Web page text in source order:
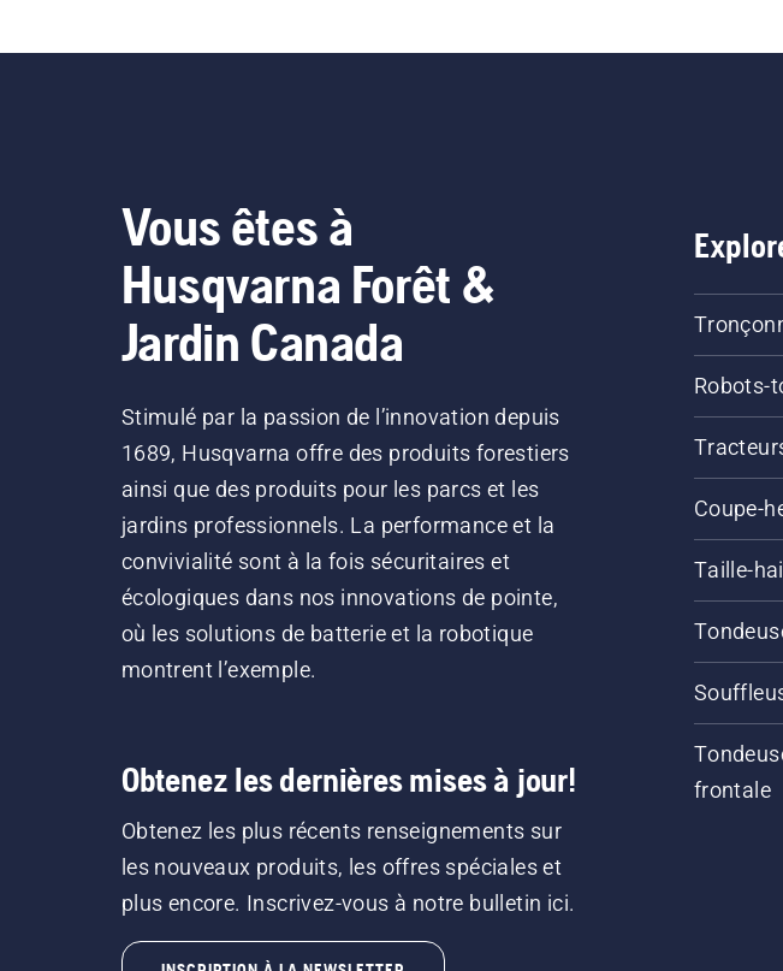
Vous êtes à
Husqvarna Forêt &
Jardin Canada
Stimulé par la passion de l’innovation depuis
1689, Husqvarna offre des produits forestiers
ainsi que des produits pour les parcs et les
jardins professionnels. La performance et la
convivialité sont à la fois sécuritaires et
écologiques dans nos innovations de pointe,
où les solutions de batterie et la robotique
montrent l’exemple.
Obtenez les dernières mises à jour!
Obtenez les plus récents renseignements sur
les nouveaux produits, les offres spéciales et
plus encore. Inscrivez-vous à notre bulletin ici.
Robots-
Coupe-
Taille-
frontale